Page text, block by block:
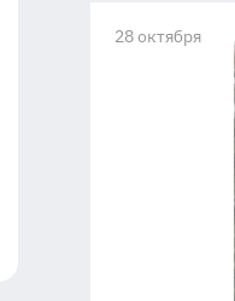
28 октября